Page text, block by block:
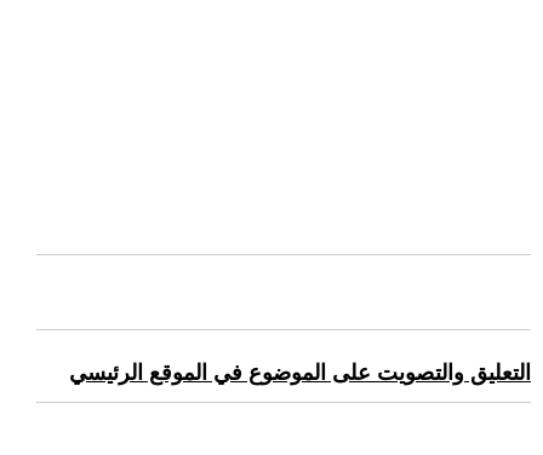
التعليق والتصويت على الموضوع في الموقع الرئيسي